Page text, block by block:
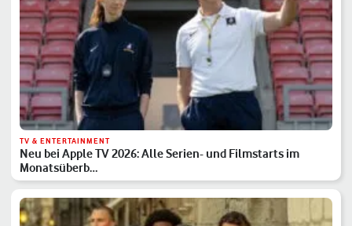
TV & ENTERTAINMENT
Neu bei Apple TV 2026: Alle Serien- und Filmstarts im
Monatsüberb…